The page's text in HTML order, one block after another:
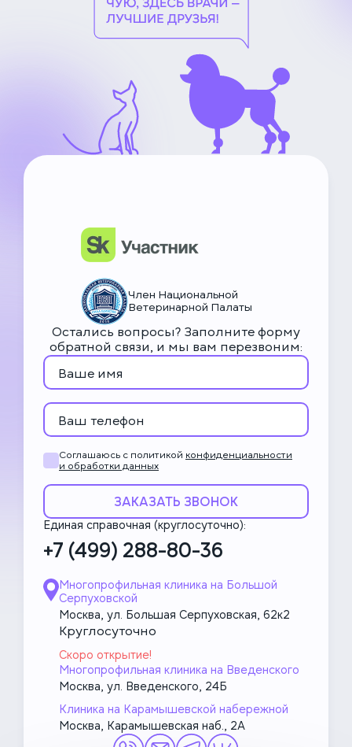
Член Национальной
Ветеринарной Палаты
Остались вопросы? Заполните форму
обратной связи, и мы вам перезвоним:
Соглашаюсь с политикой конфиденциальности
и обработки данных
ЗАКАЗАТЬ ЗВОНОК
Единая справочная (круглосуточно):
+7 (499) 288-80-36
Многопрофильная клиника на Большой
Серпуховской
Москва, ул. Большая Серпуховская, 62к2
Круглосуточно
Скоро открытие!
Многопрофильная клиника на Введенского
Москва, ул. Введенского, 24Б
Клиника на Карамышевской набережной
Москва, Карамышевская наб., 2А